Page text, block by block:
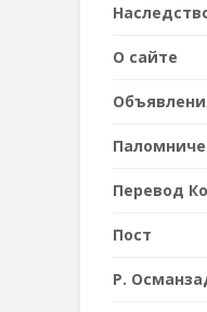
О сайте
Перевод
Пост
Р.